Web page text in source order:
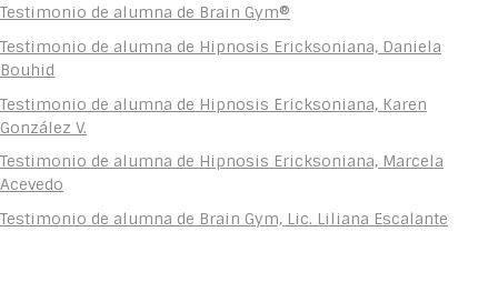
Testimonio de alumna de Brain Gym®
Testimonio de alumna de Hipnosis Ericksoniana, Daniela
Bouhid
Testimonio de alumna de Hipnosis Ericksoniana, Karen
González V.
Testimonio de alumna de Hipnosis Ericksoniana, Marcela
Acevedo
Testimonio de alumna de Brain Gym, Lic. Liliana Escalante